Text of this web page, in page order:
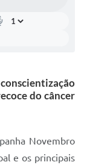
do câncer
Novembro
e os principais